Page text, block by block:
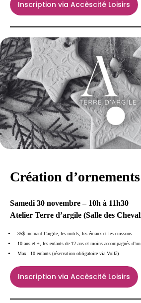
Inscription via Accèscité Loisirs
Création
Samedi 30 novembre – 10h à 11h30
Atelier Terre d’argile (Salle des
35$ incluant l’argile, les outils, les émaux et les cuissons
10 ans et +, les enfants de 12 ans et moins accompagnés
Max : 10 enfants (réservation obligatoire via Voilà)
Inscription via Accèscité Loisirs